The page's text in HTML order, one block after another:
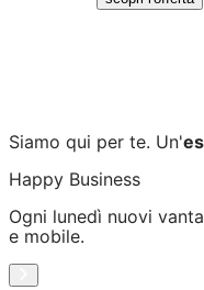
Siamo qui per te. Un'
Happy Business
Ogni lunedì nuovi
e mobile.